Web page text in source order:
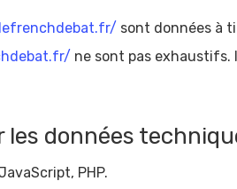
sont données à
ne sont pas exhaustifs.
données
PHP.